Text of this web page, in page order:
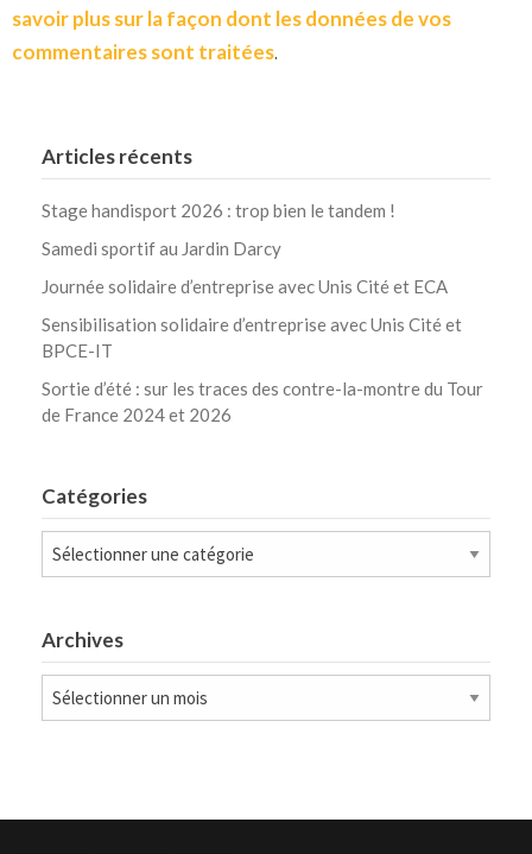
savoir plus sur la façon dont les données de vos
commentaires sont traitées.
Articles récents
Stage handisport 2026 : trop bien le tandem !
Samedi sportif au Jardin Darcy
Journée solidaire d’entreprise avec Unis Cité et ECA
Sensibilisation solidaire d’entreprise avec Unis Cité et
BPCE-IT
Sortie d’été : sur les traces des contre-la-montre du Tour
de France 2024 et 2026
Catégories
Catégories
Archives
Archives